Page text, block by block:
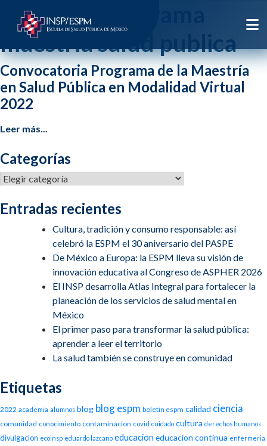
Etiqueta:
maestria salud publica
Convocatoria Programa de la Maestría
en Salud Pública en Modalidad Virtual
2022
Leer más...
Categorías
Categorías
Entradas recientes
Cultura, tradición y consumo responsable: así
celebró la ESPM el 30 aniversario del PASPE
De México a Europa: la ESPM lleva su visión de
innovación educativa al Congreso de ASPHER 2026
El INSP desarrolla Atlas Integral para fortalecer la
planeación de los servicios de salud mental en
México
El primer paso para transformar la salud pública:
aprender a leer el territorio
La salud también se construye en comunidad
Etiquetas
2022 academia alumnos blog blog espm boletin espm calidad ciencia
comunidad conocimiento contaminacion covid cuidado cultura derechos humanos
divulgacion ecoinsp eduardo lazcano educacion educacion continua enfermeria